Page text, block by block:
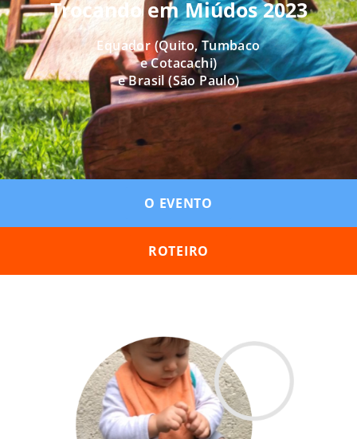
Trocando em Miúdos 2023
Equador (Quito, Tumbaco
e Cotacachi)
e Brasil (São Paulo)
O EVENTO
ROTEIRO